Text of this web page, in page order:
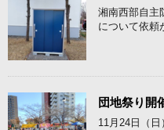
湘南西部自主
について依
団地祭り開
11月24日（